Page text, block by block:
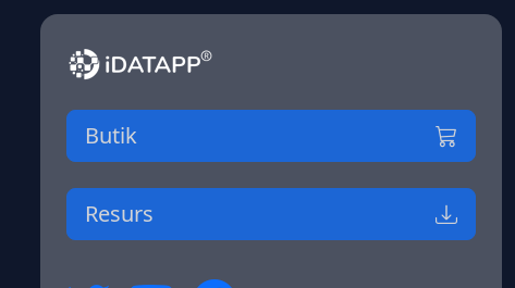
Butik
Resurs